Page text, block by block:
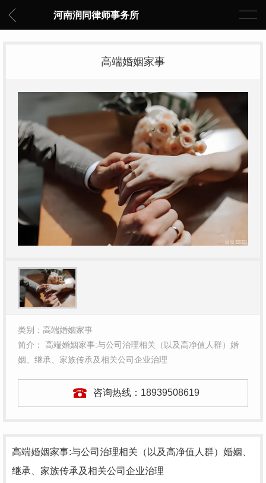
河南润同律师事务所
高端婚姻家事
类别：高端婚姻家事
简介： 高端婚姻家事:与公司治理相关（以及高净值人群）婚
姻、继承、家族传承及相关公司企业治理
咨询热线： 18939508619
高端婚姻家事:与公司治理相关（以及高净值人群）婚姻、
继承、家族传承及相关公司企业治理